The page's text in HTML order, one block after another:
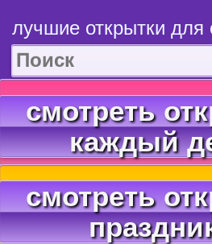
лучшие открытки
смотреть
каждый
смотреть